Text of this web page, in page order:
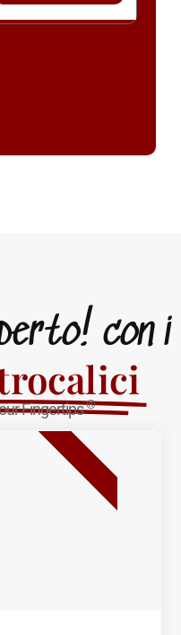
con i
Fingertips®
BESTSELLER